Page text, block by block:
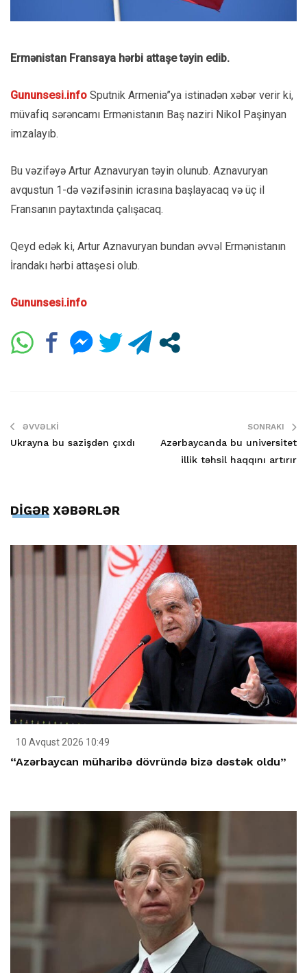
Ermənistan Fransaya hərbi attaşe təyin edib.
Gununsesi.info Sputnik Armenia”ya istinadən xəbər verir ki,
müvafiq sərəncamı Ermənistanın Baş naziri Nikol Paşinyan
imzalayıb.
Bu vəzifəyə Artur Aznavuryan təyin olunub. Aznavuryan
avqustun 1-də vəzifəsinin icrasına başlayacaq və üç il
Fransanın paytaxtında çalışacaq.
Qeyd edək ki, Artur Aznavuryan bundan əvvəl Ermənistanın
İrandakı hərbi attaşesi olub.
Gununsesi.info
ƏVVƏLKI
Ukrayna bu sazişdən çıxdı
SONRAKI
Azərbaycanda bu universitet
illik təhsil haqqını artırır
DİGƏR XƏBƏRLƏR
10 Avqust 2026 10:49
“Azərbaycan müharibə dövründə bizə dəstək oldu”